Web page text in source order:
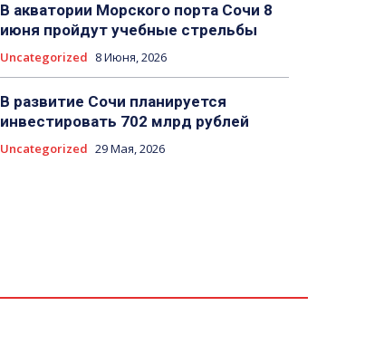
В акватории Морского порта Сочи 8
июня пройдут учебные стрельбы
Uncategorized 8 Июня, 2026
В развитие Сочи планируется
инвестировать 702 млрд рублей
Uncategorized 29 Мая, 2026